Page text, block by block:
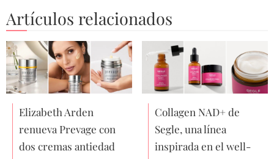
Artículos relacionados
Elizabeth Arden
renueva Prevage con
dos cremas antiedad
Collagen NAD+ de
Segle, una línea
inspirada en el well-